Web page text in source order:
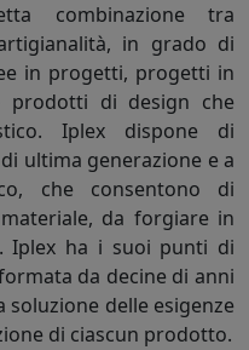
combinazione tra
in grado di
in progetti, progetti in
prodotti di design che
Iplex dispone di
ultima generazione e a
che consentono di
da forgiare in
Iplex ha i suoi punti di
da decine di anni
delle esigenze
di ciascun prodotto.